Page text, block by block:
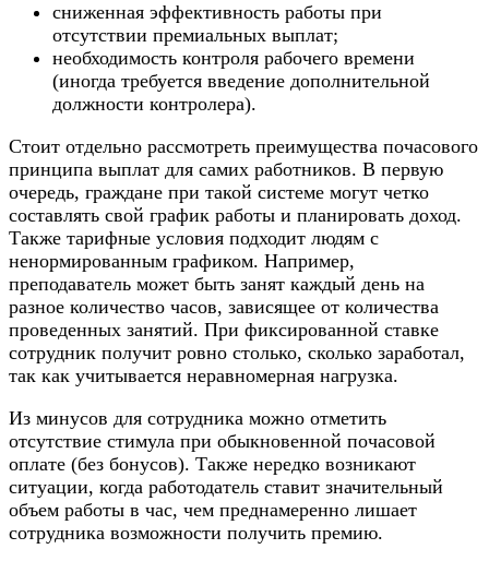
сниженная эффективность работы при
отсутствии премиальных выплат;
необходимость контроля рабочего времени
(иногда требуется введение дополнительной
должности контролера).
Стоит отдельно рассмотреть преимущества почасового
принципа выплат для самих работников. В первую
очередь, граждане при такой системе могут четко
составлять свой график работы и планировать доход.
Также тарифные условия подходит людям с
ненормированным графиком. Например,
преподаватель может быть занят каждый день на
разное количество часов, зависящее от количества
проведенных занятий. При фиксированной ставке
сотрудник получит ровно столько, сколько заработал,
так как учитывается неравномерная нагрузка.
Из минусов для сотрудника можно отметить
отсутствие стимула при обыкновенной почасовой
оплате (без бонусов). Также нередко возникают
ситуации, когда работодатель ставит значительный
объем работы в час, чем преднамеренно лишает
сотрудника возможности получить премию.